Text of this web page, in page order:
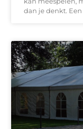
dan je denkt.